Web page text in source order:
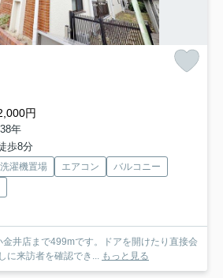
円
年
歩8分
濯機置場 エアコン
バルコニー
井店まで499mです。ドアを開けたり直接会
に来訪者を確認でき...
もっと見る